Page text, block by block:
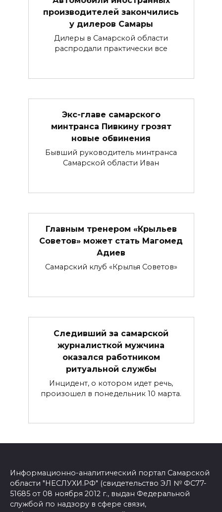
производителей закончились
у дилеров Самары
Дилеры в Самарской области
распродали практически все
Экс-главе самарского
минтранса Пивкину грозят
новые обвинения
Бывший руководитель минтранса
Самарской области Иван
Главным тренером «Крыльев
Советов» может стать Магомед
Адиев
Самарский клуб «Крылья Советов»
Следивший за самарской
журналисткой мужчина
оказался работником
ритуальной службы
Инцидент, о котором идет речь,
произошел в понедельник 10 марта.
Информационно-аналитический портал Самарской
области "НЕСЛУХИ.РФ" (свидетельство ЭЛ № ФС77-
51685 от 08 ноября 2012 г., выдан Федеральной
службой по надзору в сфере связи,